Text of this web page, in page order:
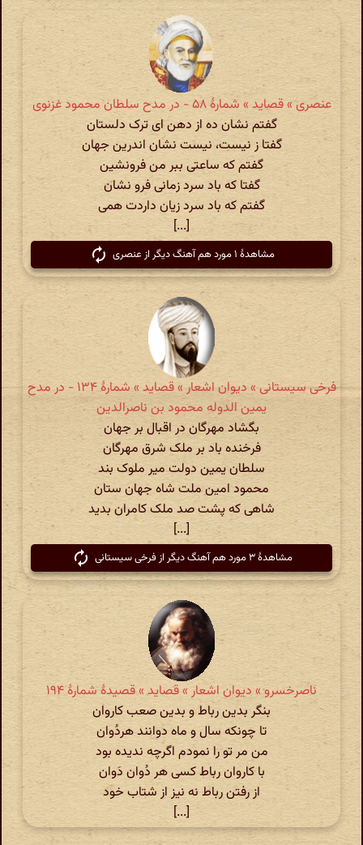
عنصری » قصاید » شمارهٔ ۵۸ - در مدح سلطان محمود غزنوی
گفتم نشان ده از دهن ای ترک دلستان
گفتا ز نیست، نیست نشان اندرین جهان
گفتم که ساعتی ببر من فرونشین
گفتا که باد سرد زمانی فرو نشان
گفتم که باد سرد زیان داردت همی
[...]
مشاهدهٔ ۱ مورد هم آهنگ دیگر از عنصری
فرخی سیستانی » دیوان اشعار » قصاید » شمارهٔ ۱۳۴ - در مدح
یمین الدوله محمود بن ناصرالدین
بگشاد مهرگان در اقبال بر جهان
فرخنده باد بر ملک شرق مهرگان
سلطان یمین دولت میر ملوک بند
محمود امین ملت شاه جهان ستان
شاهی که پشت صد ملک کامران بدید
[...]
مشاهدهٔ ۳ مورد هم آهنگ دیگر از فرخی سیستانی
ناصرخسرو » دیوان اشعار » قصاید » قصیدهٔ شمارهٔ ۱۹۴
بنگر بدین رباط و بدین صعب کاروان
تا چونکه سال و ماه دوانند هردُوان
من مر تو را نمودم اگرچه ندیده بود
با کاروان رباط کسی هر دُوان دَوان
از رفتن رباط نه نیز از شتاب خود
[...]